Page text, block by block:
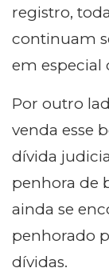
registro,
continuam
em especial
Por outro
venda esse
dívida
penhora de
ainda se
penhorado
dívidas.